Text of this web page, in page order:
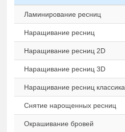
Ламинирование ресниц
Наращивание ресниц
Наращивание ресниц 2D
Наращивание ресниц 3D
Наращивание ресниц классика
Снятие нарощенных ресниц
Окрашивание бровей